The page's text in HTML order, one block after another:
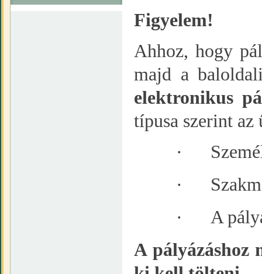
Figyelem!
Ahhoz, hogy
majd a
elektronikus
típusa szerint
·
·
·
A
A pályázáshoz